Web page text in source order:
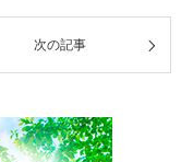
次の記事